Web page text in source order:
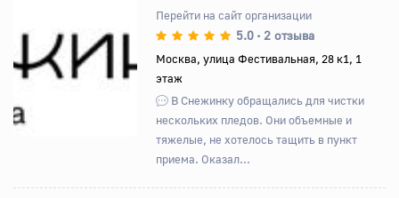
Назад Вперед
Перейти на сайт организации
5.0 • 2 отзыва
Москва, улица Фестивальная, 28 к1, 1
этаж
В Снежинку обращались для чистки
нескольких пледов. Они объемные и
тяжелые, не хотелось тащить в пункт
приема. Оказал...